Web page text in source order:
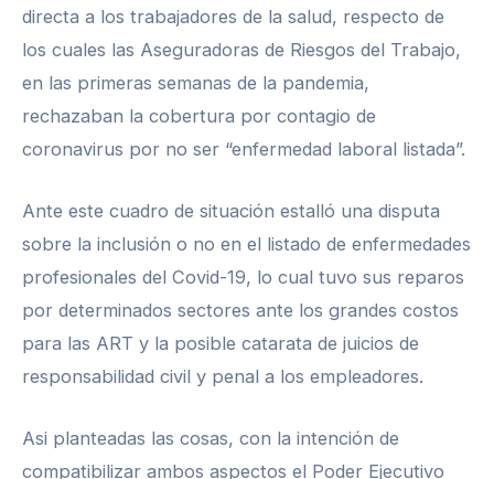
directa a los trabajadores de la salud, respecto de
los cuales las Aseguradoras de Riesgos del Trabajo,
en las primeras semanas de la pandemia,
rechazaban la cobertura por contagio de
coronavirus por no ser “enfermedad laboral listada”.
Ante este cuadro de situación estalló una disputa
sobre la inclusión o no en el listado de enfermedades
profesionales del Covid-19, lo cual tuvo sus reparos
por determinados sectores ante los grandes costos
para las ART y la posible catarata de juicios de
responsabilidad civil y penal a los empleadores.
Asi planteadas las cosas, con la intención de
compatibilizar ambos aspectos el Poder Ejecutivo